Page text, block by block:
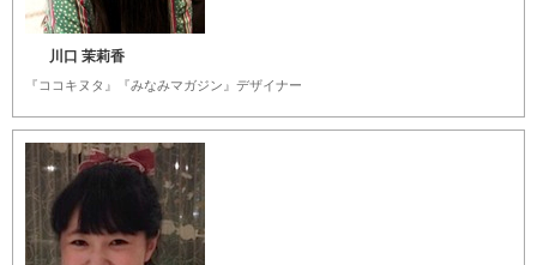
川口 茉莉香
『ココキヌタ』『みなみマガジン』デザイナー